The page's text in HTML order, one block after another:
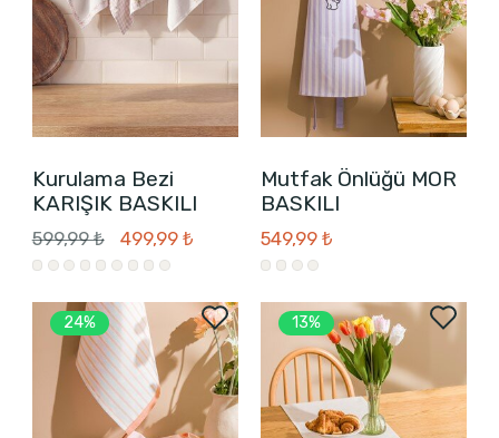
Kurulama Bezi
KARIŞIK BASKILI
599,99 ₺ 499,99 ₺
Mutfak Önlüğü MOR
BASKILI
549,99 ₺
24% 13%